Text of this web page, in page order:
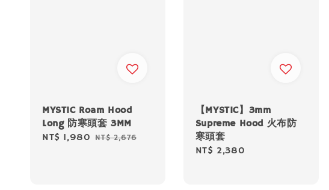
MYSTIC Roam Hood
Long 防寒頭套 3MM
Sale
NT$ 1,980 Regular
NT$ 2,676
【MYSTIC】3mm
Supreme Hood 火布防
寒頭套
Regular
NT$ 2,380